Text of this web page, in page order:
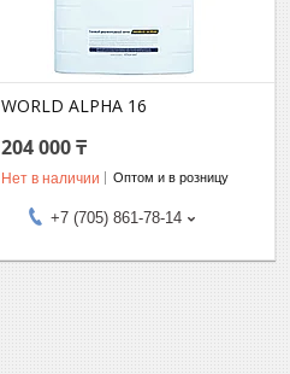
WORLD ALPHA 16
204 000 ₸
Нет в наличии Оптом и в розницу
+7 (705) 861-78-14